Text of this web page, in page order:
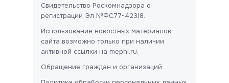
Свидетельство Роскомнадзора о
регистрации Эл №ФС77-42318.
Использование новостных материалов
сайта возможно только при наличии
активной ссылки на mephi.ru.
Обращение граждан и организаций